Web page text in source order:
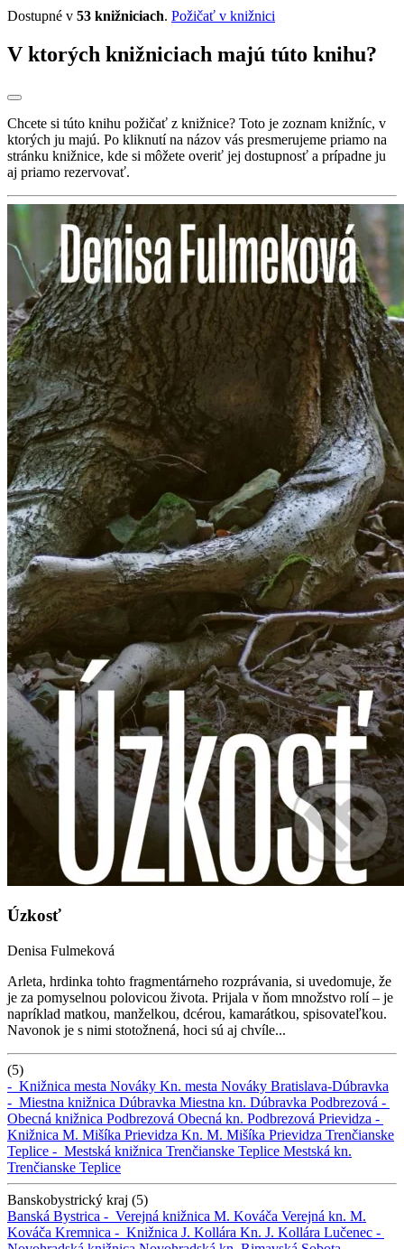
Dostupné v 53 knižniciach. Požičať v knižnici
V ktorých knižniciach majú túto knihu?
Chcete si túto knihu požičať z knižnice? Toto je zoznam knižníc, v
ktorých ju majú. Po kliknutí na názov vás presmerujeme priamo na
stránku knižnice, kde si môžete overiť jej dostupnosť a prípadne ju
aj priamo rezervovať.
Úzkosť
Denisa Fulmeková
Arleta, hrdinka tohto fragmentárneho rozprávania, si uvedomuje, že
je za pomyselnou polovicou života. Prijala v ňom množstvo rolí ‒ je
napríklad matkou, manželkou, dcérou, kamarátkou, spisovateľkou.
Navonok je s nimi stotožnená, hoci sú aj chvíle...
(5)
- Knižnica mesta Nováky Kn. mesta Nováky Bratislava-Dúbravka
- Miestna knižnica Dúbravka Miestna kn. Dúbravka Podbrezová -
Obecná knižnica Podbrezová Obecná kn. Podbrezová Prievidza -
Knižnica M. Mišíka Prievidza Kn. M. Mišíka Prievidza Trenčianske
Teplice - Mestská knižnica Trenčianske Teplice Mestská kn.
Trenčianske Teplice
Banskobystrický kraj (5)
Banská Bystrica - Verejná knižnica M. Kováča Verejná kn. M.
Kováča Kremnica - Knižnica J. Kollára Kn. J. Kollára Lučenec -